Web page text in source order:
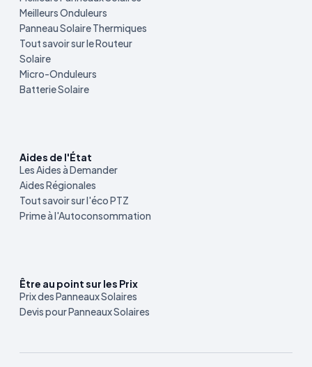
Meilleurs Onduleurs
Panneau Solaire Thermiques
Tout savoir sur le Routeur
Solaire
Micro-Onduleurs
Batterie Solaire
Aides de l'État
Les Aides à Demander
Aides Régionales
Tout savoir sur l'éco PTZ
Prime à l'Autoconsommation
Être au point sur les Prix
Prix des Panneaux Solaires
Devis pour Panneaux Solaires